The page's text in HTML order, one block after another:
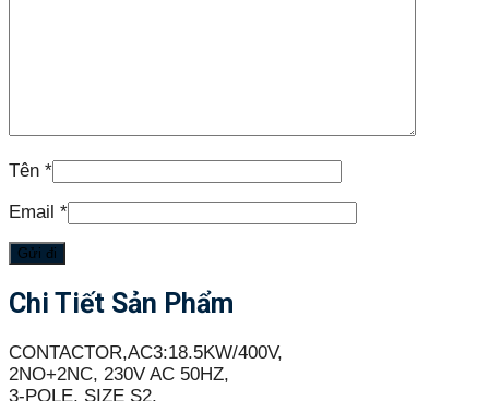
Tên *
Email *
Chi Tiết Sản Phẩm
CONTACTOR,AC3:18.5KW/400V,
2NO+2NC, 230V AC 50HZ,
3-POLE, SIZE S2,